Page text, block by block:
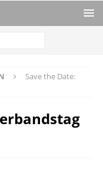
Save the Date: